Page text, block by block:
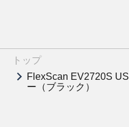
トップ
FlexScan EV2720S
ー（ブラック）